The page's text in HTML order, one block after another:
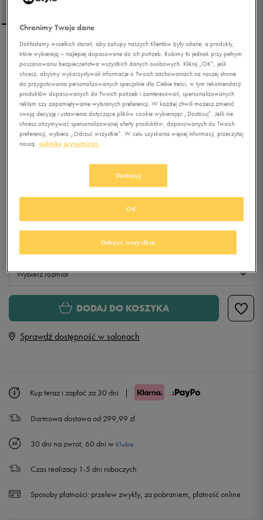
REEBOK SZORTY IDENTITY
SMALL LOGO FT SHORT
4.9 12
89,99zł-25%(cena bezpośrednio przed promocją)
80,99zł-17% (najniższa cena z 30 dni przed obniżką)
67,49złz Vat
+ 450 PKT W
Wybierz rozmiar
M
XL
DODAJ DO KOSZYKA
Sprawdź dostępność w salonach
Kup teraz i zapłać za 30 dni |
Darmowa dostawa od 299,99 zł
30 dni na zwrot, 60 dni w Klubie
Czas realizacji 1-5 dni roboczych
Sposoby płatności: przelew zwykły, za pobraniem, płatność online
Chronimy Twoje dane
Dokładamy wszelkich starań, aby zakupy naszych Klientów były udane, a produkty,
które wybierają – najlepiej dopasowane do ich potrzeb. Robimy to jednak przy pełnym
poszanowaniu bezpieczeństwa wszystkich danych osobowych. Kliknij „OK”, jeśli
chcesz, abyśmy wykorzystywali informacje o Twoich zachowaniach na naszej stronie
do przygotowania personalizowanych specjalnie dla Ciebie treści, w tym rekomendacji
produktów dopasowanych do Twoich potrzeb i zainteresowań, spersonalizowanych
reklam czy zapamiętywanie wybranych preferencji. W każdej chwili możesz zmienić
swoją decyzję i ustawienia dotyczące plików cookie wybierając „Dostosuj”. Jeśli nie
chcesz otrzymywać spersonalizowanej oferty produktów, dopasowanych do Twoich
preferencji, wybierz „Odrzuć wszystkie”. W celu uzyskania więcej informacji, przeczytaj
naszą
politykę prywatności.
Dostosuj
Odrzuć wszystkie
OK